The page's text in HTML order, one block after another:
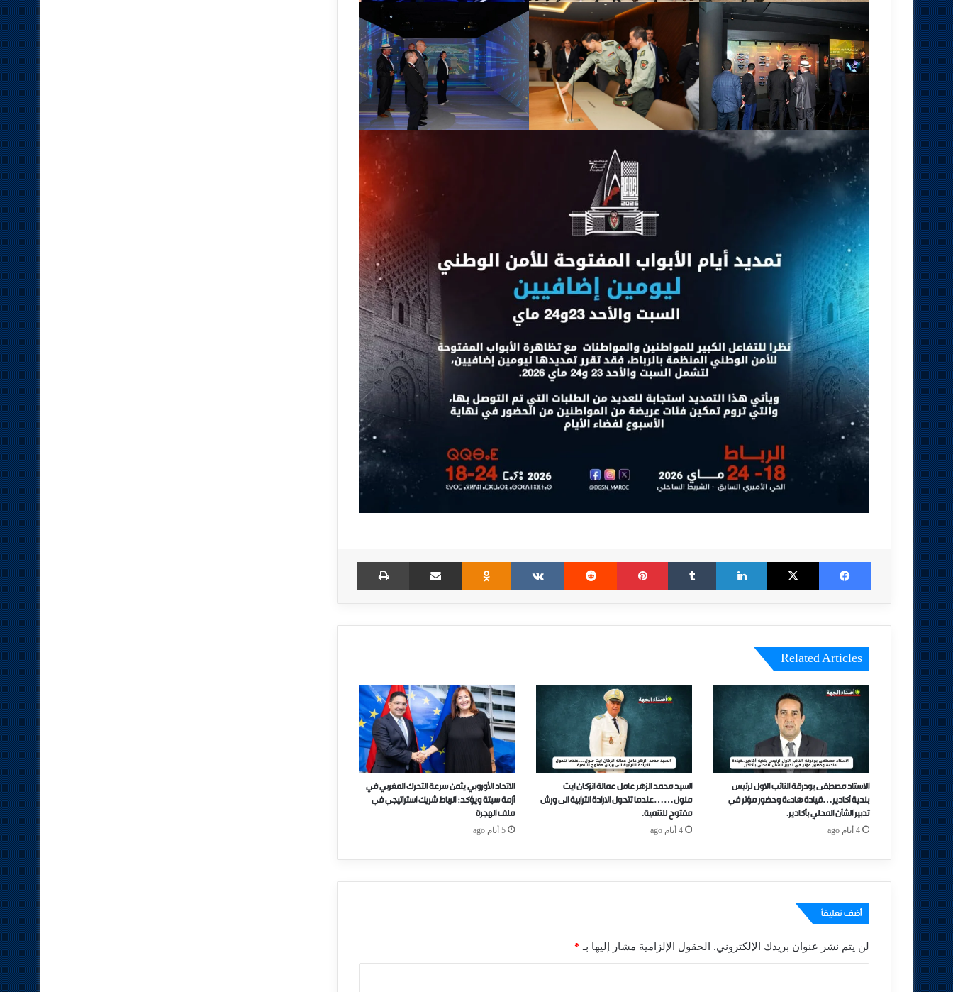
Facebook
X
LinkedIn
Tumblr
Pinterest
Reddit
VKontakte
Odnoklassniki
Share via Email
Print
Related Articles
الاستاد مصطفى بودرقة النائب الاول لرئيس
بلدية أكادير…قيادة هادءة وحضور مؤتر في
تدبير الشأن المحلي بأكادير.
4 أيام ago
السيد محمد الزهر عامل عمالة انزكان ايت
ملول……عندما تتحول الارادة الترابية الى ورش
مفتوح للتنمية.
4 أيام ago
الاتحاد الأوروبي يثمن سرعة التحرك المغربي في
أزمة سبتة ويؤكد: الرباط شريك استراتيجي في
ملف الهجرة
5 أيام ago
أضف تعليقاً
لن يتم نشر عنوان بريدك الإلكتروني. الحقول الإلزامية مشار إليها بـ *